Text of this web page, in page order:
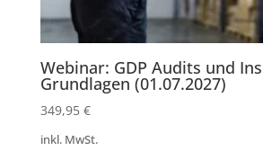
Webinar: GDP Audits und
Grundlagen (01.07.2027)
349,95 €
inkl. MwSt.